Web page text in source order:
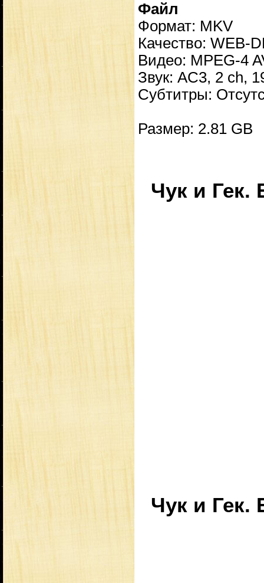
Файл
Формат: MKV
Качество: WEB-
Видео: MPEG-4
Звук: AC3, 2 ch,
Субтитры:
Размер: 2.81 GB
Чук и Гек.
Чук и Гек.